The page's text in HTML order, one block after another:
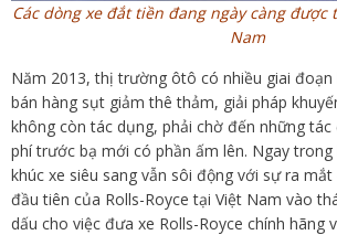
Các dòng xe đắt tiền đang ngày càng
Nam
Năm 2013, thị trường ôtô có nhiều giai
bán hàng sụt giảm thê thảm, giải pháp
không còn tác dụng, phải chờ đến những tác
phí trước bạ mới có phần ấm lên. Ngay
khúc xe siêu sang vẫn sôi động với sự ra
đầu tiên của Rolls-Royce tại Việt Nam vào
dấu cho việc đưa xe Rolls-Royce chính